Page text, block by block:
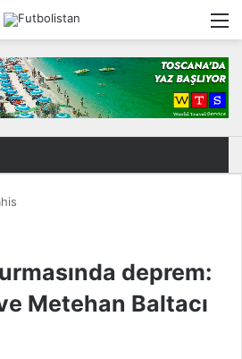
deprem:
Metehan Baltacı